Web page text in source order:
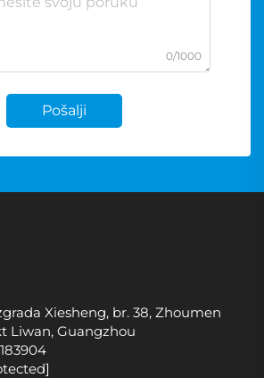
0/1000
Pošalji
Xiesheng, br. 38, Zhoumen
Liwan, Guangzhou